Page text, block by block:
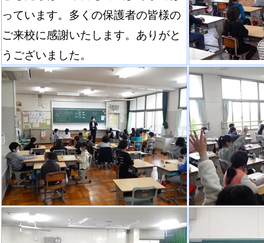
っています。多くの保護者の皆様の
ご来校に感謝いたします。ありがと
うございました。